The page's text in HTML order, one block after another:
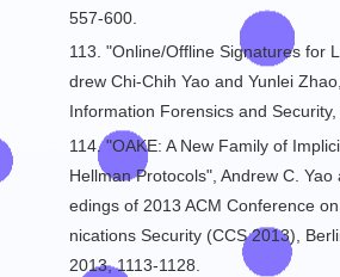
557-600.
113. "Online/Offline Signatures for
drew Chi-Chih Yao and Yunlei
Information Forensics and
114. "OAKE: A New Family of
Hellman Protocols", Andrew C. Yao
edings of 2013 ACM Conference
nications Security (CCS 2013),
2013, 1113-1128.